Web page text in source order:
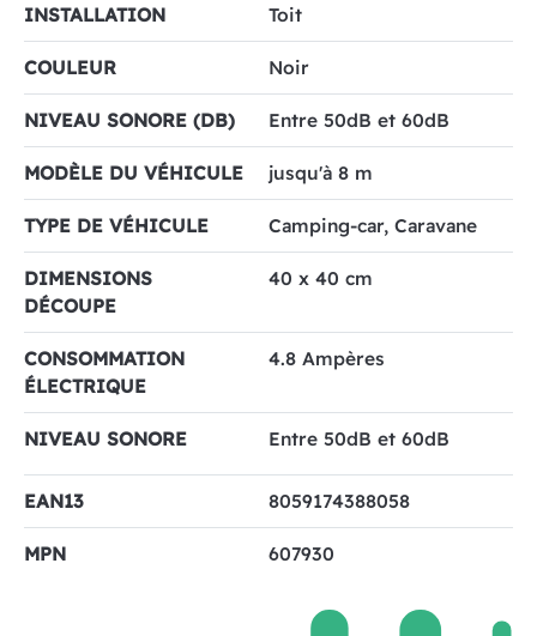
INSTALLATION Toit
COULEUR Noir
NIVEAU SONORE (DB) Entre 50dB et 60dB
MODÈLE DU VÉHICULE jusqu'à 8 m
TYPE DE VÉHICULE Camping-car, Caravane
DIMENSIONS
DÉCOUPE
40 x 40 cm
CONSOMMATION
ÉLECTRIQUE
4.8 Ampères
NIVEAU SONORE Entre 50dB et 60dB
EAN13 8059174388058
MPN 607930